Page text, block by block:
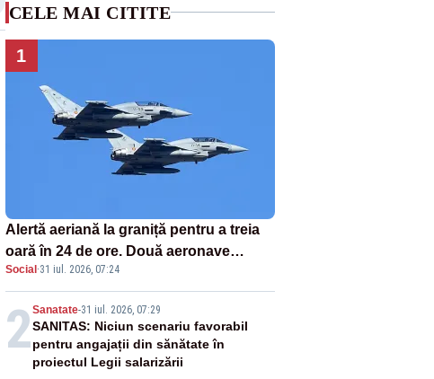
CELE MAI CITITE
1
Alertă aeriană la graniță pentru a treia
oară în 24 de ore. Două aeronave
Eurofighter britanice au fost ridicate de
la sol
Social·31 iul. 2026, 07:24
2Sanatate-31 iul. 2026, 07:29
SANITAS: Niciun scenariu favorabil
pentru angajații din sănătate în
proiectul Legii salarizării